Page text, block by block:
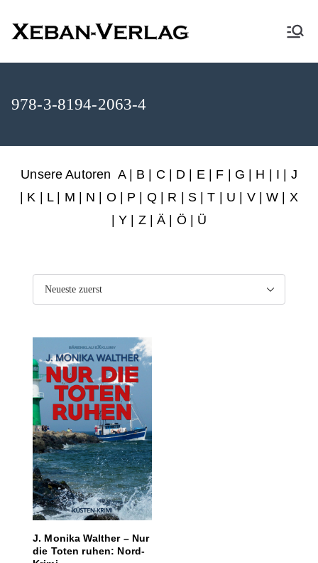
XEBAN-Verlag
978-3-8194-2063-4
Unsere Autoren A| B C D E| F G H I
J
K L| M N O P Q| R S |T U V|W
X
Y Z|Ä | Ö | Ü
J. Monika Walther – Nur
die Toten ruhen: Nord-